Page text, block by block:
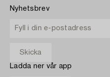
Nyhetsbrev
Ladda ner vår app